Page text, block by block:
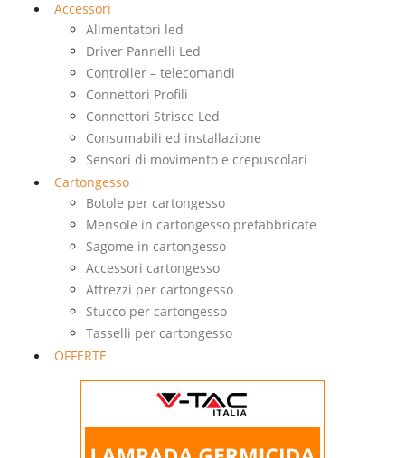
Accessori
Alimentatori led
Driver Pannelli Led
Controller – telecomandi
Connettori Profili
Connettori Strisce Led
Consumabili ed installazione
Sensori di movimento e crepuscolari
Cartongesso
Botole per cartongesso
Mensole in cartongesso prefabbricate
Sagome in cartongesso
Accessori cartongesso
Attrezzi per cartongesso
Stucco per cartongesso
Tasselli per cartongesso
OFFERTE